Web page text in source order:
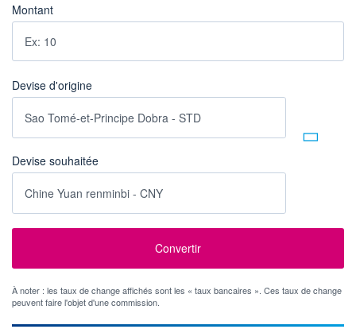
Montant
Devise d'origine
Devise souhaitée
À noter : les taux de change affichés sont les « taux bancaires ». Ces taux de change
peuvent faire l'objet d'une commission.